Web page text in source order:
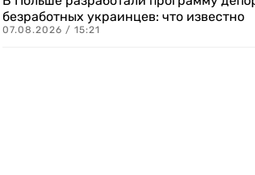
безработных украинцев: что известно
07.08.2026 / 15:21